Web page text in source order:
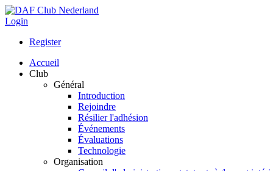
Login
Register
Accueil
Club
Général
Introduction
Rejoindre
Résilier l'adhésion
Événements
Évaluations
Technologie
Organisation